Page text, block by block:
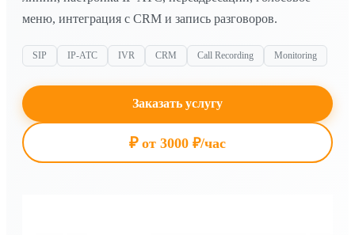
меню, интеграция с CRM и запись разговоров.
SIP IP-АТС IVR CRM Call Recording Monitoring
Заказать услугу
₽ от 3000 ₽/час